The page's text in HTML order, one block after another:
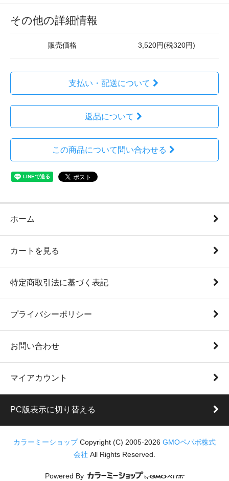
その他の詳細情報
販売価格 3,520円(税320円)
支払い・配送について
返品について
この商品について問い合わせる
ホーム
カートを見る
特定商取引法に基づく表記
プライバシーポリシー
お問い合わせ
マイアカウント
PC版表示に切り替える
カラーミーショップ Copyright (C) 2005-2026 GMOペパボ株式
会社 All Rights Reserved.
Powered By